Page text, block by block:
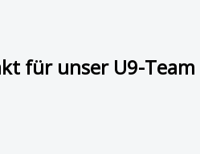
für unser U9-Team